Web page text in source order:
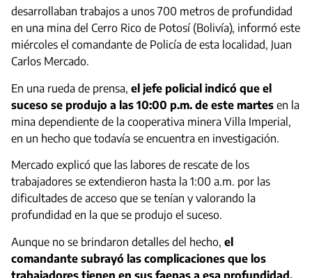
desarrollaban trabajos a unos 700 metros de profundidad
en una mina del Cerro Rico de Potosí (Bolivía), informó este
miércoles el comandante de Policía de esta localidad, Juan
Carlos Mercado.
En una rueda de prensa, el jefe policial indicó que el
suceso se produjo a las 10:00 p.m. de este martes en la
mina dependiente de la cooperativa minera Villa Imperial,
en un hecho que todavía se encuentra en investigación.
Mercado explicó que las labores de rescate de los
trabajadores se extendieron hasta la 1:00 a.m. por las
dificultades de acceso que se tenían y valorando la
profundidad en la que se produjo el suceso.
Aunque no se brindaron detalles del hecho, el
comandante subrayó las complicaciones que los
trabajadores tienen en sus faenas a esa profundidad,